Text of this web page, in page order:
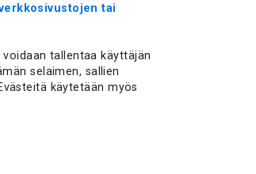
tai
tallentaa käyttäjän
selaimen, sallien
käytetään myös